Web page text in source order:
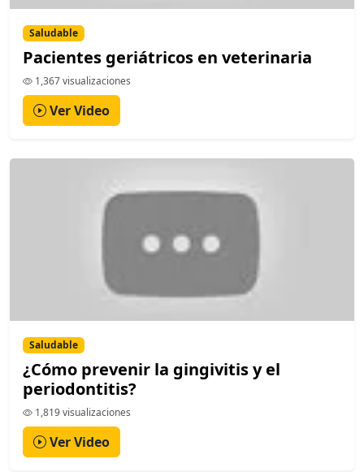
Saludable
Pacientes geriátricos en veterinaria
1,367 visualizaciones
Ver Video
Saludable
¿Cómo prevenir la gingivitis y el
periodontitis?
1,819 visualizaciones
Ver Video